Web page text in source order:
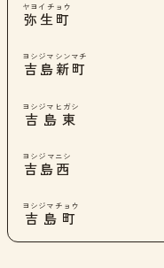
弥生町
ヤヨイチョウ
吉島新町
ヨシジマシンマチ
吉島東
ヨシジマヒガシ
吉島西
ヨシジマニシ
吉島町
ヨシジマチョウ